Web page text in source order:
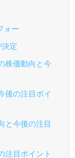
ォー
定
株価動向と今
後の注目ポイ
と今後の注目
注目ポイント